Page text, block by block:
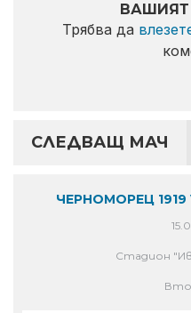
Трябва да
СЛЕДВАЩ МАЧ
ЧЕРНОМОРЕЦ
Стадион